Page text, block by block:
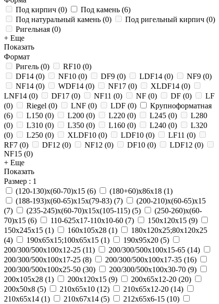
Под кирпич (0) Под камень (6)
Под натуральный камень (0) Под ригельный кирпич (0)
Ригельная (0)
+ Еще
Показать
Формат
Ригель (0) RF10 (0)
DF14 (0) NF10 (0) DF9 (0) LDF14 (0) NF9 (0)
NF14 (0) WDF14 (0) NF17 (0) XLDF14 (0)
LNF14 (0) DF17 (0) NF11 (0) NF (0) DF (0)
LF
(0) Riegel (0) LNF (0) LDF (0)
Крупноформатная
(6) L150 (0) L200 (0) L220 (0) L245 (0)
L280
(0) L310 (0) L350 (0) L160 (0) L240 (0)
L320
(0) L250 (0) XLDF10 (0) LDF10 (0) LF11 (0)
RF7 (0) DF12 (0) NF12 (0) DF10 (0) LDF12 (0)
NF15 (0)
+ Еще
Показать
Размер : 1
(120-130)х(60-70)х15 (6) (180+60)х86х18 (1)
(188-193)х(60-65)х15х(79-83) (7)
(200-210)х(60-65)х15
(7) (235-245)х(60-70)х15х(105-115) (5)
(250-260)х(60-
70)х15 (6) 110-625x17-110x10-60 (7) 150x120x15 (9)
150x245x15 (1) 160x105x28 (1)
180х120х25;80х120х25
(4) 190х65х15;100х65х15 (1) 190х95х20 (5)
200/300/500x100x12-25 (11) 200/300/500x100x15-65 (14)
200/300/500x100x17-25 (8) 200/300/500x100x17-35 (16)
200/300/500x100x25-50 (30) 200/300/500x100x30-70 (9)
200x105x28 (1) 200x120x15 (9) 200x65x12-20 (20)
200х50х8 (5) 210x65x10 (12) 210x65x12-20 (14)
210x65x14 (1) 210х67х14 (5) 212x65x6-15 (10)